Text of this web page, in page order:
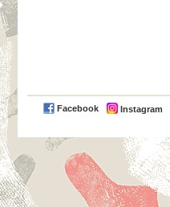
Facebook Instagram